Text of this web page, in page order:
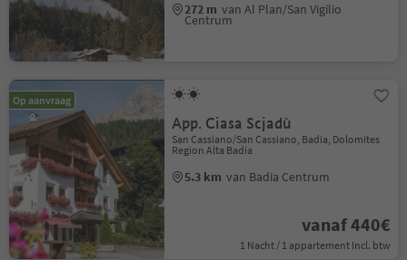
272 m van Al Plan/San Vigilio
Centrum
Op aanvraag
App. Ciasa Scjadù
San Cassiano/San Cassiano, Badia, Dolomites
Region Alta Badia
5.3 km van Badia Centrum
vanaf 440€
1 Nacht / 1 appartement Incl. btw